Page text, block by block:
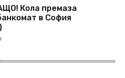
Кола премаза
в София